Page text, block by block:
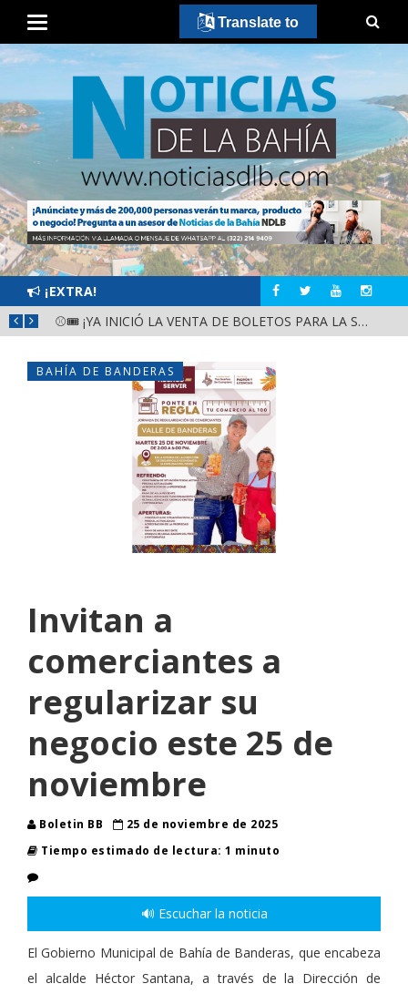
¡EXTRA!
⚾🎟️ ¡YA INICIÓ LA VENTA DE BOLETOS PARA LA SERIE DEL CARIBE KIDS NAYARIT 2026!
BAHÍA DE BANDERAS
Invitan a
comerciantes a
regularizar su
negocio este 25 de
noviembre
Boletin BB
25 de noviembre de 2025
Tiempo estimado de lectura: 1 minuto
🔊 Escuchar la noticia
El Gobierno Municipal de Bahía de Banderas, que encabeza
el alcalde Héctor Santana, a través de la Dirección de
Translate to